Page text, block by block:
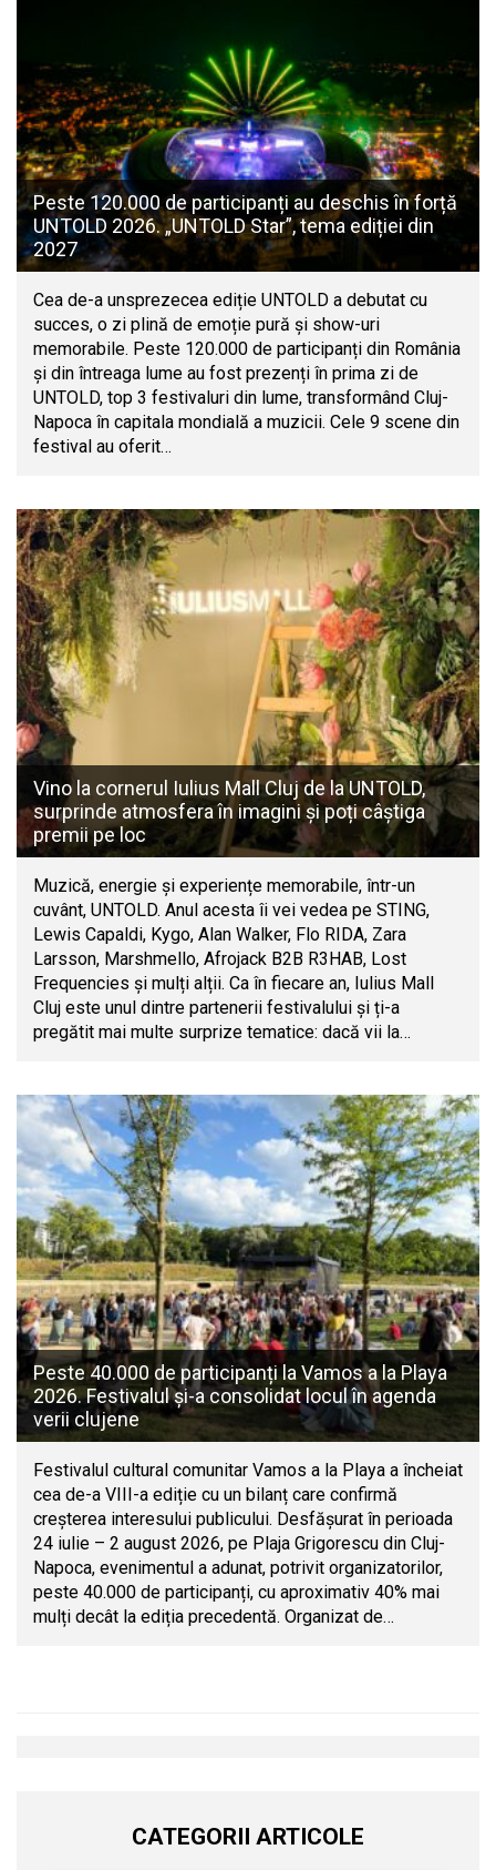
Peste 120.000 de participanți au deschis în forță
UNTOLD 2026. „UNTOLD Star”, tema ediției din
2027
Cea de-a unsprezecea ediție UNTOLD a debutat cu
succes, o zi plină de emoție pură și show-uri
memorabile. Peste 120.000 de participanți din România
și din întreaga lume au fost prezenți în prima zi de
UNTOLD, top 3 festivaluri din lume, transformând Cluj-
Napoca în capitala mondială a muzicii. Cele 9 scene din
festival au oferit…
Vino la cornerul Iulius Mall Cluj de la UNTOLD,
surprinde atmosfera în imagini și poți câștiga
premii pe loc
Muzică, energie și experiențe memorabile, într-un
cuvânt, UNTOLD. Anul acesta îi vei vedea pe STING,
Lewis Capaldi, Kygo, Alan Walker, Flo RIDA, Zara
Larsson, Marshmello, Afrojack B2B R3HAB, Lost
Frequencies și mulți alții. Ca în fiecare an, Iulius Mall
Cluj este unul dintre partenerii festivalului și ți-a
pregătit mai multe surprize tematice: dacă vii la…
Peste 40.000 de participanți la Vamos a la Playa
2026. Festivalul și-a consolidat locul în agenda
verii clujene
Festivalul cultural comunitar Vamos a la Playa a încheiat
cea de-a VIII-a ediție cu un bilanț care confirmă
creșterea interesului publicului. Desfășurat în perioada
24 iulie – 2 august 2026, pe Plaja Grigorescu din Cluj-
Napoca, evenimentul a adunat, potrivit organizatorilor,
peste 40.000 de participanți, cu aproximativ 40% mai
mulți decât la ediția precedentă. Organizat de…
CATEGORII ARTICOLE